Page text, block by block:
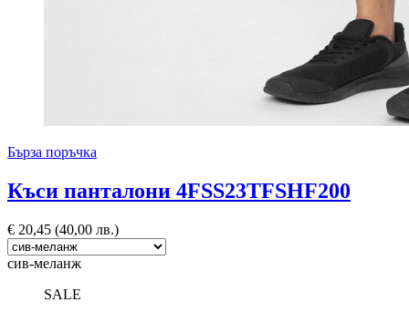
Бърза поръчка
Къси панталони 4FSS23TFSHF200
€ 20,45 (40,00 лв.)
сив-меланж
SALE